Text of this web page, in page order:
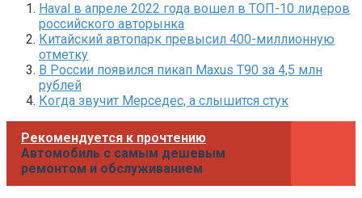
Haval в апреле 2022 года вошел в ТОП-10 лидеров
российского авторынка
Китайский автопарк превысил 400-миллионную
отметку
В России появился пикап Maxus T90 за 4,5 млн
рублей
Когда звучит Мерседес, а слышится стук
Рекомендуется к прочтению
Автомобиль с самым дешевым
ремонтом и обслуживанием